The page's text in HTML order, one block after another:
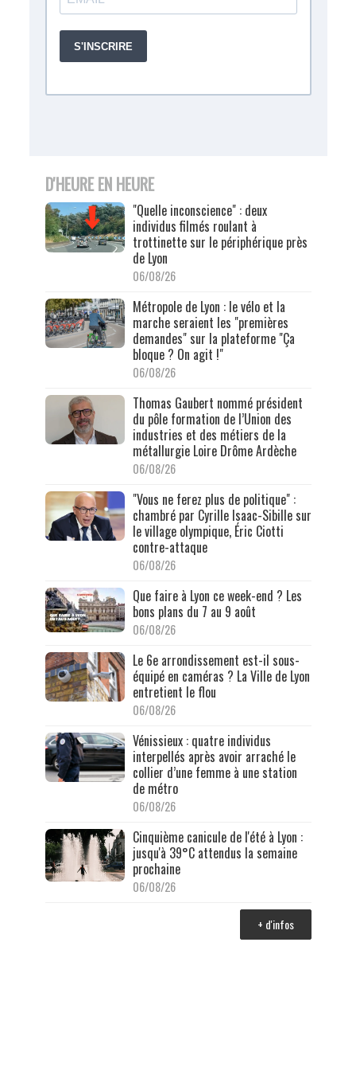
D'HEURE EN HEURE
"Quelle inconscience" : deux
individus filmés roulant à
trottinette sur le périphérique près
de Lyon
06/08/26
Métropole de Lyon : le vélo et la
marche seraient les "premières
demandes" sur la plateforme "Ça
bloque ? On agit !"
06/08/26
Thomas Gaubert nommé président
du pôle formation de l’Union des
industries et des métiers de la
métallurgie Loire Drôme Ardèche
06/08/26
"Vous ne ferez plus de politique" :
chambré par Cyrille Isaac-Sibille sur
le village olympique, Éric Ciotti
contre-attaque
06/08/26
Que faire à Lyon ce week-end ? Les
bons plans du 7 au 9 août
06/08/26
Le 6e arrondissement est-il sous-
équipé en caméras ? La Ville de Lyon
entretient le flou
06/08/26
Vénissieux : quatre individus
interpellés après avoir arraché le
collier d’une femme à une station
de métro
06/08/26
Cinquième canicule de l'été à Lyon :
jusqu'à 39°C attendus la semaine
prochaine
06/08/26
+ d'infos